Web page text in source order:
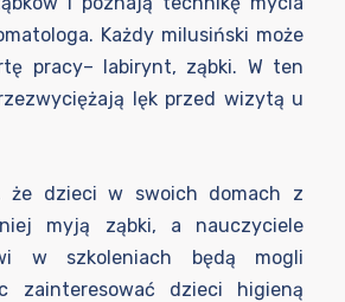
Każdy milusiński może
pracy– labirynt, ząbki. W ten
lęk przed wizytą u
że dzieci w swoich domach z
myją ząbki, a nauczyciele
w szkoleniach będą mogli
zainteresować dzieci higieną